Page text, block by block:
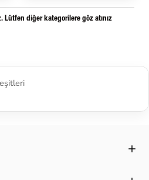
Lütfen diğer kategorilere göz atınız